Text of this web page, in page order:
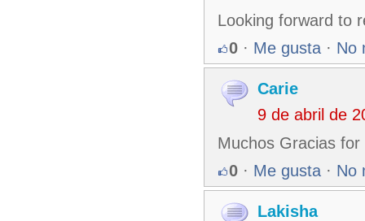
Looking forward to
0 · Me gusta · No
Carie
9 de abril de
Muchos Gracias
0 · Me gusta · No
Lakisha